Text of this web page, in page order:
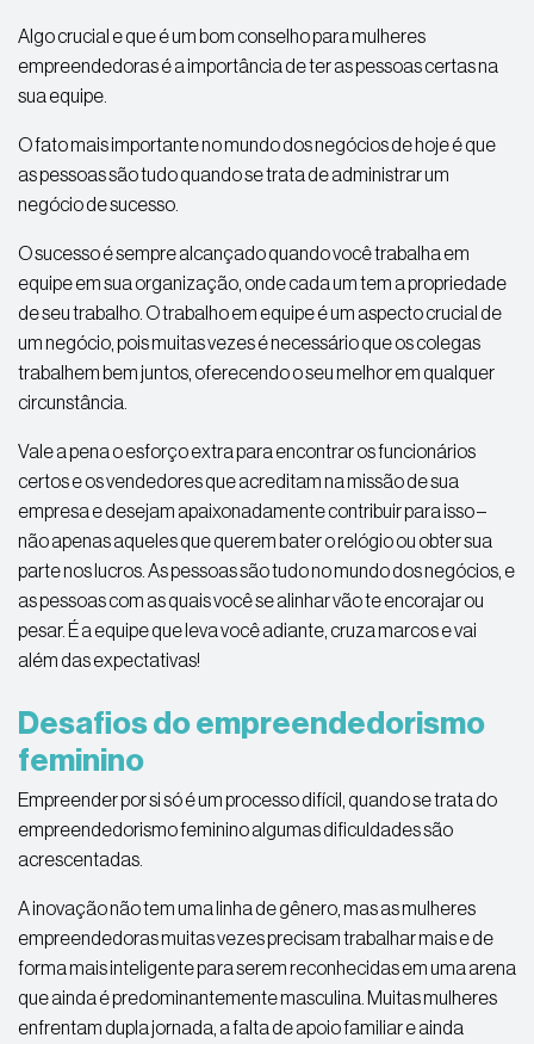
Algo crucial e que é um bom conselho para mulheres
empreendedoras é a importância de ter as pessoas certas na
sua equipe.
O fato mais importante no mundo dos negócios de hoje é que
as pessoas são tudo quando se trata de administrar um
negócio de sucesso.
O sucesso é sempre alcançado quando você trabalha em
equipe em sua organização, onde cada um tem a propriedade
de seu trabalho. O trabalho em equipe é um aspecto crucial de
um negócio, pois muitas vezes é necessário que os colegas
trabalhem bem juntos, oferecendo o seu melhor em qualquer
circunstância.
Vale a pena o esforço extra para encontrar os funcionários
certos e os vendedores que acreditam na missão de sua
empresa e desejam apaixonadamente contribuir para isso –
não apenas aqueles que querem bater o relógio ou obter sua
parte nos lucros. As pessoas são tudo no mundo dos negócios, e
as pessoas com as quais você se alinhar vão te encorajar ou
pesar. É a equipe que leva você adiante, cruza marcos e vai
além das expectativas!
Desafios do empreendedorismo
feminino
Empreender por si só é um processo difícil, quando se trata do
empreendedorismo feminino algumas dificuldades são
acrescentadas.
A inovação não tem uma linha de gênero, mas as mulheres
empreendedoras muitas vezes precisam trabalhar mais e de
forma mais inteligente para serem reconhecidas em uma arena
que ainda é predominantemente masculina. Muitas mulheres
enfrentam dupla jornada, a falta de apoio familiar e ainda